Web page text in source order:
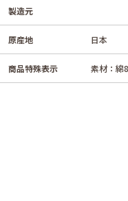
製造元
原産地 日本
商品特殊表示 素材：綿